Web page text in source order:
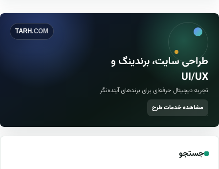
TARH .COM
طراحی سایت، برندینگ و
UI/UX
تجربه دیجیتال حرفه‌ای برای برندهای آینده‌نگر
مشاهده خدمات طرح
جستجو